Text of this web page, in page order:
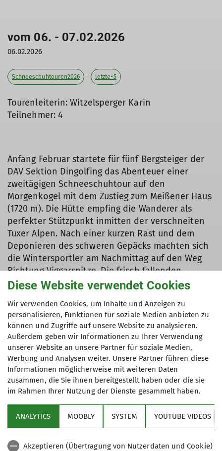
vom 06. - 07.02.2026
06.02.2026
Schneeschuhtouren2026 letzte-5
Tourenleiterin: Witzelsperger Karin
Teilnehmer: 4
Anfang Februar startete für fünf Bergsteiger der
DAV Sektion Dingolfing das Abenteuer einer
zweitägigen Schneeschuhtour auf den
Morgenkogel mit dem Zustieg zum Meißener Haus
(1720 m). Die Hütte empfing die Wanderer als
perfekter Stützpunkt inmitten der verschneiten
Tuxer Alpen. Nach einer kurzen Rast und dem
Deponieren des schweren Gepäcks machten sich
die Wintersportler am Nachmittag auf den Weg
Richtung Viggarspitze. Die frisch fallenden
Flocken raubten zeitweise den Blick, ließen aber
bewundern. Es war der ideale Auftakt, um die
Beine für den nächsten Tag locker zu machen.
Nach einem kräftigen Frühstück hieß es:
Schneeschuhe anziehen, direkt vor der Hüttentür.
Die Bedingungen waren optisch ein Traum –
blauer Himmel, kein Wind, doch die Natur mahnte
die Schneeschuhgeher zur Vorsicht. Von der
Hütte aus stapften die Tourengeher zunächst auf
einen Steilhang im Zirbenwald. Ab hier wurde der
Schnee tiefer und die Spurarbeit mühsamer.
Oberhalb der Waldgrenze erreichte man
schließlich ein weitläufiges Plateau und die
Diese Website verwendet Cookies
Wir verwenden Cookies, um Inhalte und Anzeigen zu
personalisieren, Funktionen für soziale Medien anbieten zu
können und Zugriffe auf unsere Website zu analysieren.
Außerdem geben wir Informationen zu Ihrer Verwendung
unserer Website an unsere Partner für soziale Medien,
Werbung und Analysen weiter. Unsere Partner führen diese
Informationen möglicherweise mit weiteren Daten
zusammen, die Sie ihnen bereitgestellt haben oder die sie
im Rahmen Ihrer Nutzung der Dienste gesammelt haben.
ANALYTICS MOOBLY SYSTEM YOUTUBE VIDEOS
Akzeptieren (Übertragung von Nutzerdaten und Cookie)